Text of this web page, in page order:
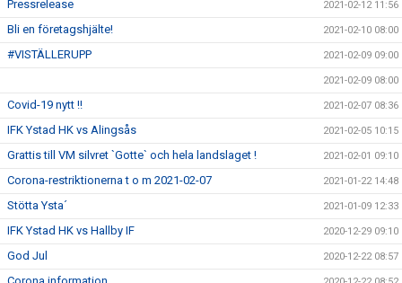
Pressrelease 2021-02-12 11:56
Bli en företagshjälte! 2021-02-10 08:00
#VISTÄLLERUPP 2021-02-09 09:00
2021-02-09 08:00
Covid-19 nytt !! 2021-02-07 08:36
IFK Ystad HK vs Alingsås 2021-02-05 10:15
Grattis till VM silvret `Gotte` och hela landslaget ! 2021-02-01 09:10
Corona-restriktionerna t o m 2021-02-07 2021-01-22 14:48
Stötta Ysta´ 2021-01-09 12:33
IFK Ystad HK vs Hallby IF 2020-12-29 09:10
God Jul 2020-12-22 08:57